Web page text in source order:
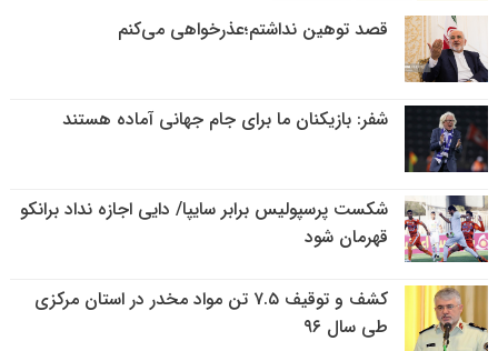
قصد توهین نداشتم؛عذرخواهی می‌کنم
شفر: بازیکنان ما برای جام جهانی آماده هستند
شکست پرسپولیس برابر سایپا/ دایی اجازه نداد برانکو
قهرمان شود
کشف و توقیف ۷.۵ تن مواد مخدر در استان مرکزی
طی سال ۹۶